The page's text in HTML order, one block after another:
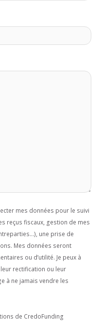
mes données pour le suivi
reçus fiscaux, gestion de mes
une prise de
Mes données seront
ou d’utilité. Je peux à
rectification ou leur
à ne jamais vendre les
de CredoFunding